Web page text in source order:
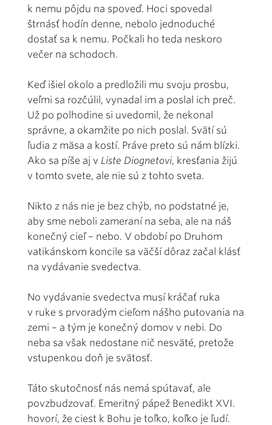
k nemu pôjdu na spoveď. Hoci spovedal
štrnásť hodín denne, nebolo jednoduché
dostať sa k nemu. Počkali ho teda neskoro
večer na schodoch.
Keď išiel okolo a predložili mu svoju prosbu,
veľmi sa rozčúlil, vynadal im a poslal ich preč.
Už po polhodine si uvedomil, že nekonal
správne, a okamžite po nich poslal. Svätí sú
ľudia z mäsa a kostí. Práve preto sú nám blízki.
Ako sa píše aj v Liste Diognetovi, kresťania žijú
v tomto svete, ale nie sú z tohto sveta.
Nikto z nás nie je bez chýb, no podstatné je,
aby sme neboli zameraní na seba, ale na náš
konečný cieľ – nebo. V období po Druhom
vatikánskom koncile sa väčší dôraz začal klásť
na vydávanie svedectva.
No vydávanie svedectva musí kráčať ruka
v ruke s prvoradým cieľom nášho putovania na
zemi – a tým je konečný domov v nebi. Do
neba sa však nedostane nič nesväté, pretože
vstupenkou doň je svätosť.
Táto skutočnosť nás nemá spútavať, ale
povzbudzovať. Emeritný pápež Benedikt XVI.
hovorí, že ciest k Bohu je toľko, koľko je ľudí.